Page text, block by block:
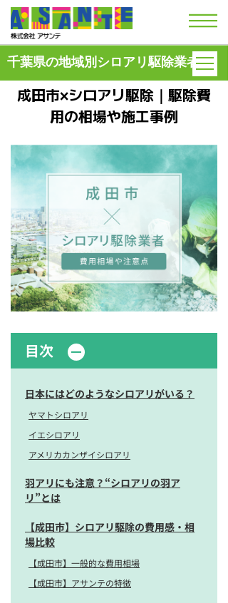
千葉県の地域別シロアリ駆除業者
成田市×シロアリ駆除｜駆除費
用の相場や施工事例
目次
日本にはどのようなシロアリがいる？
ヤマトシロアリ
イエシロアリ
アメリカカンザイシロアリ
羽アリにも注意？“シロアリの羽ア
リ”とは
【成田市】シロアリ駆除の費用感・相
場比較
【成田市】一般的な費用相場
【成田市】アサンテの特徴